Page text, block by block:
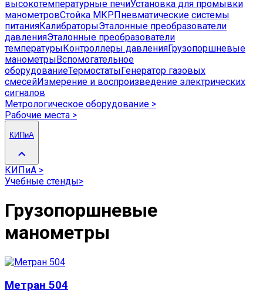
высокотемпературные печиУстановка для промывки
манометровСтойка МКР Пневматические системы
питанияКалибраторыЭталонные преобразователи
давленияЭталонные преобразователи
температуры Контроллеры давленияГрузопоршневые
манометры Вспомогательное
оборудованиеТермостаты Генератор газовых
смесейИзмерение и воспроизведение электрических
сигналов
Метрологическое оборудование >
Рабочие места >
КИПиА
КИПиА >
Учебные стенды>
Грузопоршневые
манометры
Метран 504